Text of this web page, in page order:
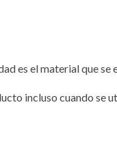
es el material que se
incluso cuando se